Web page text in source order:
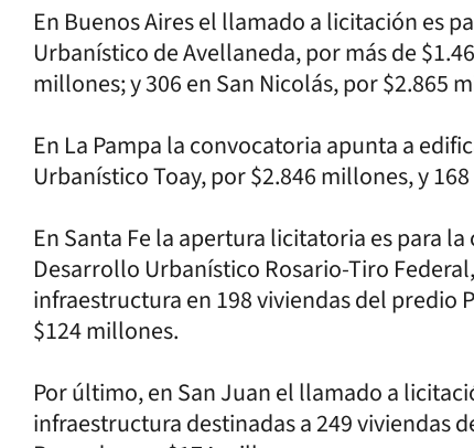
En Buenos Aires el llamado a licitación es
Urbanístico de Avellaneda, por más de
millones; y 306 en San Nicolás, por $2.865
En La Pampa la convocatoria apunta a
Urbanístico Toay, por $2.846 millones, y
En Santa Fe la apertura licitatoria es para
Desarrollo Urbanístico Rosario-Tiro
infraestructura en 198 viviendas del predio
$124 millones.
Por último, en San Juan el llamado a
infraestructura destinadas a 249 viviendas